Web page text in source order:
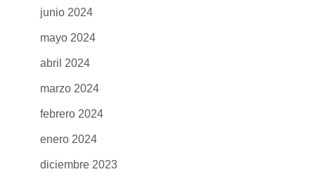
junio 2024
mayo 2024
abril 2024
marzo 2024
febrero 2024
enero 2024
diciembre 2023